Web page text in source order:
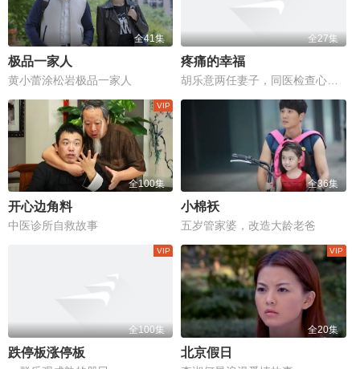
全41集
极品一家人
黄小蕾涂松岩极品一家人
全27集
疼痛的幸福
全100集
开心边角料
中医诊所自救故事
全36集
小棉袄
五岁管家婆，改造大龄老爸
全100集
跌停板涨停板
全20集
北京假日